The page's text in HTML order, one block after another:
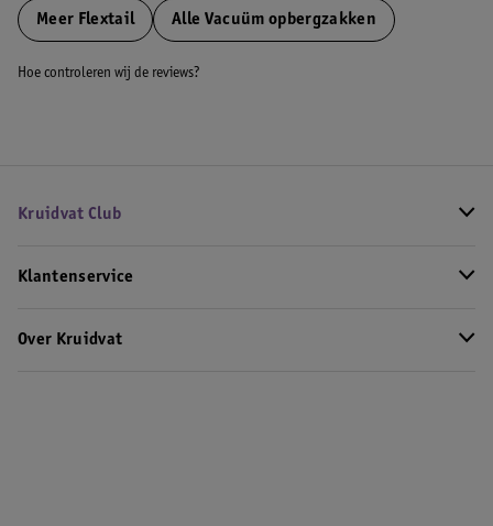
Meer Flextail Alle Vacuüm opbergzakken
Hoe controleren wij de reviews?
Kruidvat Club
Klantenservice
Over Kruidvat